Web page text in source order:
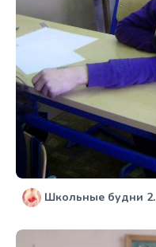
Школьные будни 2.